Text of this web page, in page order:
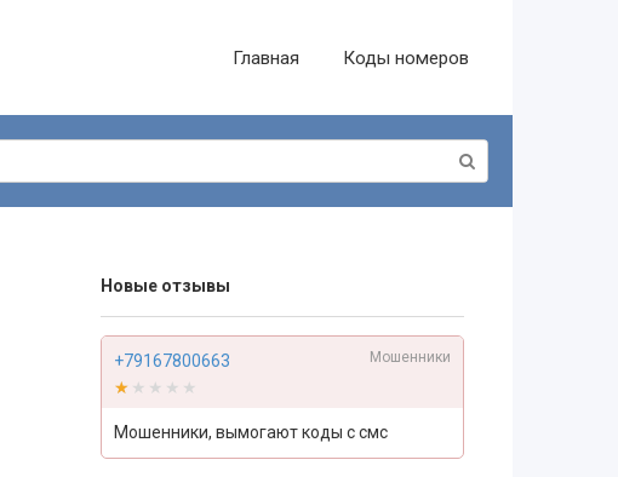
Главная Коды номеров
Новые отзывы
+79167800663 Мошенники
★★★★★
★★★★★
Мошенники, вымогают коды с смс